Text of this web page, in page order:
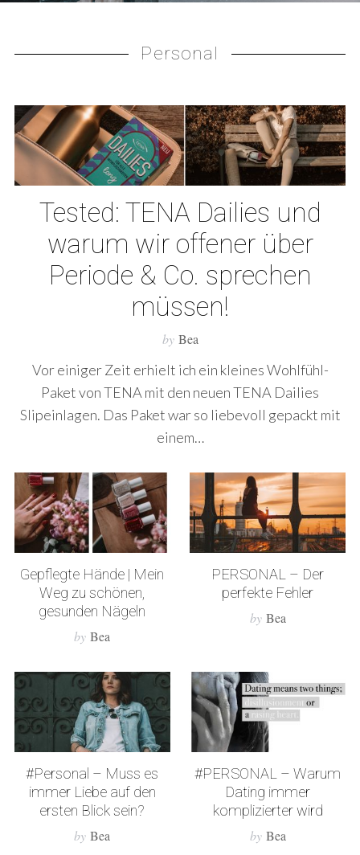
Personal
Tested: TENA Dailies und
warum wir offener über
Periode & Co. sprechen
müssen!
by Bea
Vor einiger Zeit erhielt ich ein kleines Wohlfühl-
Paket von TENA mit den neuen TENA Dailies
Slipeinlagen. Das Paket war so liebevoll gepackt mit
einem…
Gepflegte Hände | Mein
Weg zu schönen,
gesunden Nägeln
by Bea
PERSONAL – Der
perfekte Fehler
by Bea
#Personal – Muss es
immer Liebe auf den
ersten Blick sein?
by Bea
#PERSONAL – Warum
Dating immer
komplizierter wird
by Bea